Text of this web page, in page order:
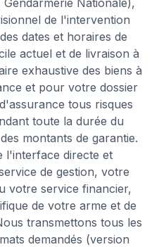
Nationale),
de l'intervention
dates et horaires de
actuel et de livraison à
exhaustive des biens à
et pour votre dossier
tous risques
toute la durée du
montants de garantie.
l'interface directe et
de gestion, votre
votre service financier,
de votre arme et de
transmettons tous les
demandés (version